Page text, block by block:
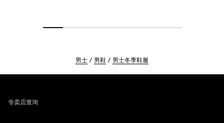
男士 男鞋 男士冬季鞋履
专卖店查询